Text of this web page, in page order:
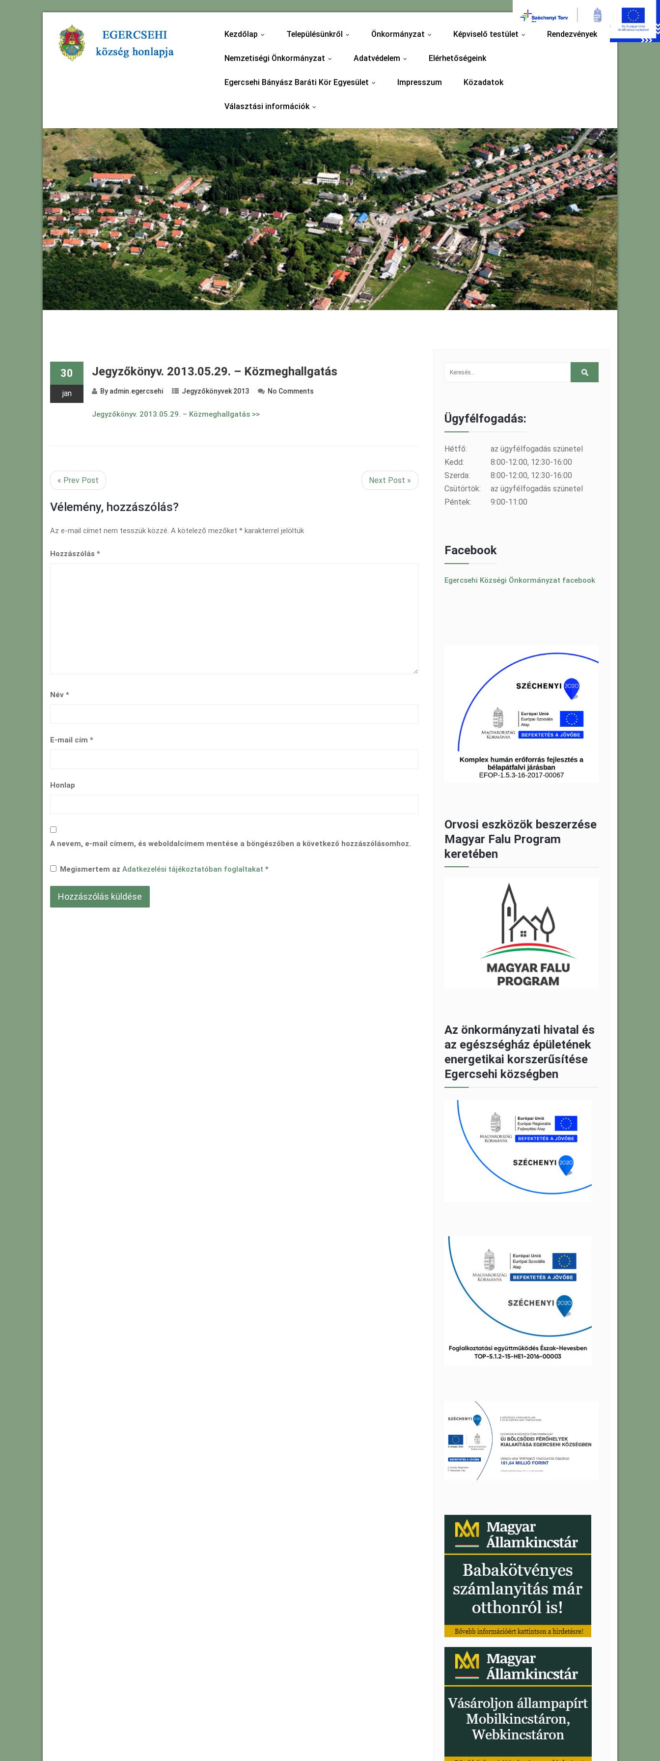
Kezdőlap Településünkről Önkormányzat Képviselő testület Rendezvények
Nemzetiségi Önkormányzat Adatvédelem Elérhetőségeink
Egercsehi Bányász Baráti Kör Egyesület Impresszum Közadatok
Választási információk
30
jan
Jegyzőkönyv. 2013.05.29. – Közmeghallgatás
By admin.egercsehi Jegyzőkönyvek 2013 No Comments
Jegyzőkönyv. 2013.05.29. – Közmeghallgatás >>
« Prev Post Next Post »
Vélemény, hozzászólás?
Az e-mail címet nem tesszük közzé. A kötelező mezőket * karakterrel jelöltük
Hozzászólás *
Név *
E-mail cím *
Honlap
A nevem, e-mail címem, és weboldalcímem mentése a böngészőben a következő hozzászólásomhoz.
Megismertem az Adatkezelési tájékoztatóban foglaltakat *
Ügyfélfogadás:
Hétfő:
az ügyfélfogadás szünetel
Kedd:
8:00-12:00, 12:30-16:00
Szerda:
8:00-12:00, 12:30-16:00
Csütörtök:
az ügyfélfogadás szünetel
Péntek:
9:00-11:00
Facebook
Egercsehi Községi Önkormányzat facebook
Orvosi eszközök beszerzése
Magyar Falu Program
keretében
Az önkormányzati hivatal és
az egészségház épületének
energetikai korszerűsítése
Egercsehi községben